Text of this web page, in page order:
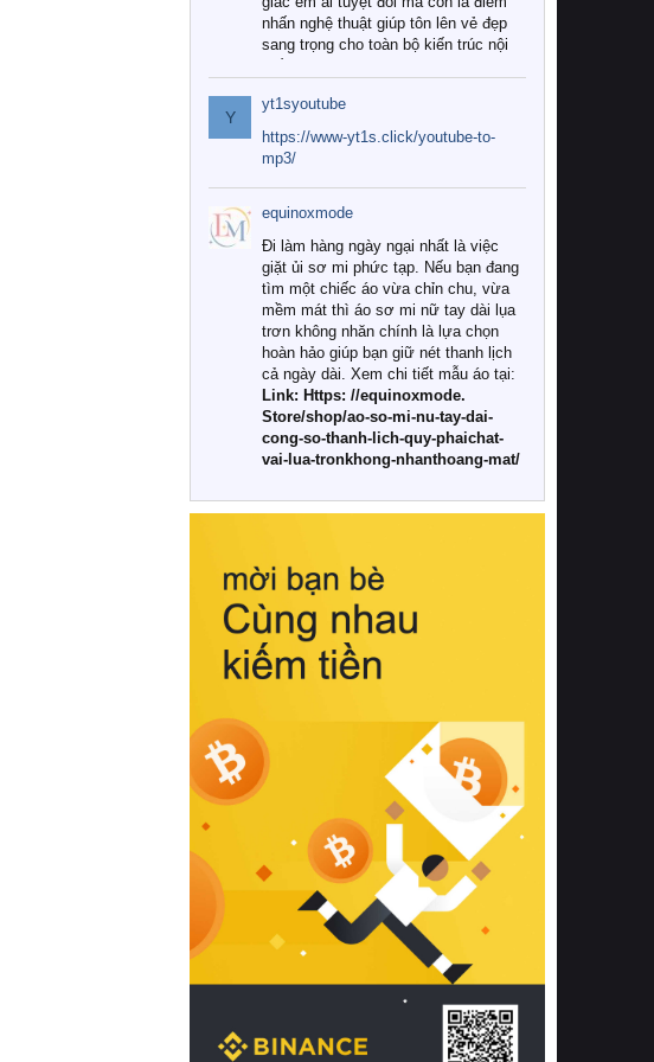
nhấn nghệ thuật giúp tôn lên vẻ đẹp
sang trọng cho toàn bộ kiến trúc nội
Tuy nhiên, giữa thị trường đa dạng
với vô vàn thương hiệu và mẫu mã
như hiện nay, làm thế nào để chọn
được những bộ chăn ga gối đệm cao
cấp thực sự chất lượng, phù hợp với
khí hậu và nhu cầu sử dụng của gia
đình? Hãy cùng chúng tôi đi tìm lời
giải đáp chi tiết qua bài viết dưới đây.
1. Tại sao các gia đình hiện đại lại ưa
chuộng chăn ga gối đệm cao cấp?
Khác với các dòng sản phẩm thông
thường, những bộ chăn ga gối đệm
cao cấp trải qua quy trình sản xuất
nghiêm ngặt từ khâu chọn lọc nguyên
liệu tự nhiên đến công nghệ dệt
nhuộm hiện đại không chứa hóa chất
này, bạn sẽ cảm nhận rõ rệt sự khác
hồi chuẩn xác của phần đệm nâng đỡ
cột sống.
Bên cạnh đó, việc lựa chọn các dòng
sản phẩm đạt chuẩn chất lượng quốc
tế còn giúp ngăn ngừa tình trạng kích
khuẩn và nấm mốc trong điều kiện
thời tiết nóng ẩm. Bạn có thể tìm hiểu
thêm các nghiên cứu khoa học về tác
động của giấc ngủ và môi trường
phòng ngủ đối với sức khỏe con
người tại Sleep Foundation (External
Link) để có cái nhìn toàn diện hơn.
2. Các tiêu chí vàng khi lựa chọn
chăn ga gối đệm cao cấp cho phòng
ngủ
Để sở hữu một bộ chăn ga gối đệm
cao cấp hoàn hảo cả về thẩm mỹ lẫn
công năng, người tiêu dùng cần cân
nhắc kỹ lưỡng các tiêu chí quan trọng
Y
yt1syoutube
https://www-yt1s.click/youtube-to-
mp3/
equinoxmode
Đi làm hàng ngày ngại nhất là việc
giặt ủi sơ mi phức tạp. Nếu bạn đang
tìm một chiếc áo vừa chỉn chu, vừa
mềm mát thì áo sơ mi nữ tay dài lụa
trơn không nhăn chính là lựa chọn
hoàn hảo giúp bạn giữ nét thanh lịch
cả ngày dài. Xem chi tiết mẫu áo tại:
Link: Https: //equinoxmode.
Store/shop/ao-so-mi-nu-tay-dai-
cong-so-thanh-lich-quy-phaichat-
vai-lua-tronkhong-nhanthoang-mat/